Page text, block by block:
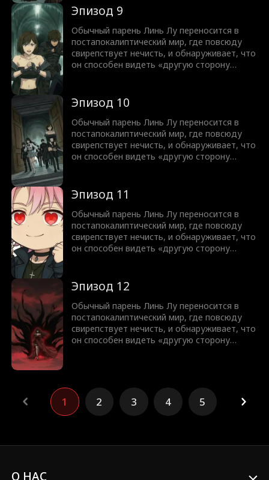
для него они превращаются в красавиц с
разными характерами от дерзких роковых
красоток до очаровательных милашек.
Эпизод 9
Обычный парень Линь Лу переносится в
постапокалиптический мир, где повсюду
свирепствует нечисть, и обнаруживает, что
он способен видеть «другую сторону
для него они превращаются в красавиц с
разными характерами от дерзких роковых
красоток до очаровательных милашек.
Эпизод 10
Обычный парень Линь Лу переносится в
постапокалиптический мир, где повсюду
свирепствует нечисть, и обнаруживает, что
он способен видеть «другую сторону
для него они превращаются в красавиц с
разными характерами от дерзких роковых
красоток до очаровательных милашек.
Эпизод 11
Обычный парень Линь Лу переносится в
постапокалиптический мир, где повсюду
свирепствует нечисть, и обнаруживает, что
он способен видеть «другую сторону
для него они превращаются в красавиц с
разными характерами от дерзких роковых
красоток до очаровательных милашек.
Эпизод 12
Обычный парень Линь Лу переносится в
постапокалиптический мир, где повсюду
свирепствует нечисть, и обнаруживает, что
он способен видеть «другую сторону
разными характерами от дерзких роковых
красоток до очаровательных милашек.
1 2 3 4 5
О НАС